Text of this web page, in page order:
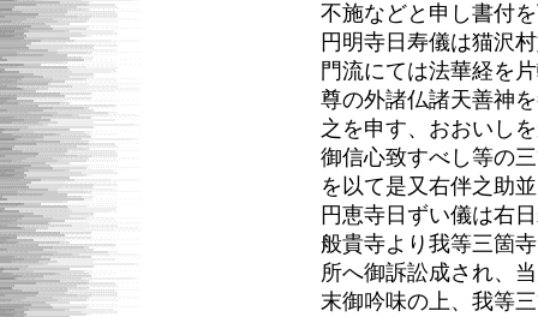
不施などと申し書付
円明寺日寿儀は猫沢
門流にては法華経を
尊の外諸仏諸天善神
之を申す、おおいし
御信心致すべし等の
を以て是又右伴之助
円恵寺日ずい儀は右
般貴寺より我等三箇
所へ御訴訟成され、
末御吟味の上、我等